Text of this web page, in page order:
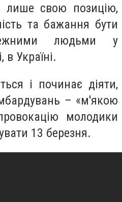
свою позицію,
та бажання бути
людьми у
в Україні.
і починає діяти,
– «м'якою
молодики
13 березня.